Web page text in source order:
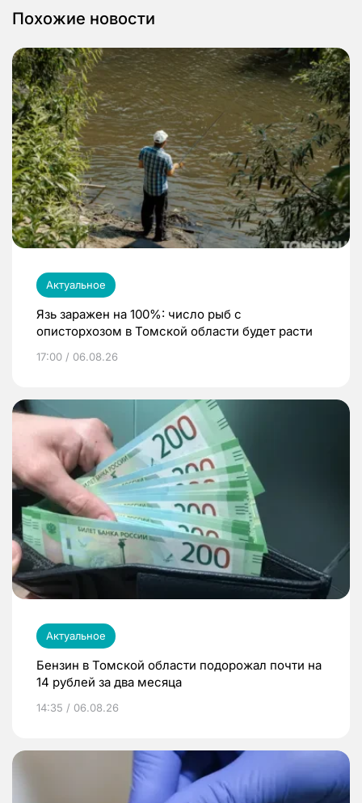
Похожие новости
Актуальное
Язь заражен на 100%: число рыб с
описторхозом в Томской области будет расти
17:00 / 06.08.26
Актуальное
Бензин в Томской области подорожал почти на
14 рублей за два месяца
14:35 / 06.08.26